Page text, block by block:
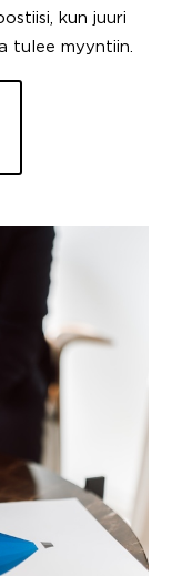
kun juuri
tulee myyntiin.